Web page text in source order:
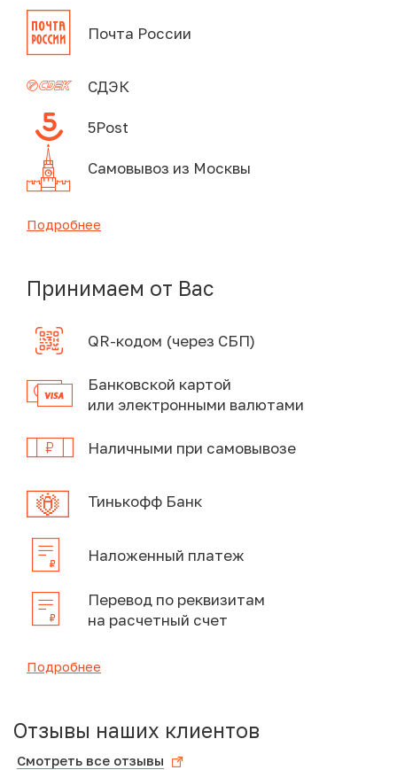
Почта России
СДЭК
5Post
Самовывоз из Москвы
Подробнее
Принимаем от Вас
QR-кодом (через СБП)
Банковской картой
или электронными валютами
Наличными при самовывозе
Тинькофф Банк
Наложенный платеж
Перевод по реквизитам
на расчетный счет
Подробнее
Отзывы наших клиентов
Смотреть все отзывы